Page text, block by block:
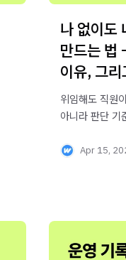
나 없이도
만드는 법
이유, 그
위임해도 직원
아니라 판단 기
위임과 복제의
Apr 15,